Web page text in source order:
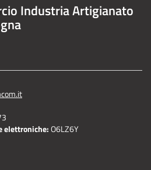
Industria Artigianato
elettroniche:O6LZ6Y